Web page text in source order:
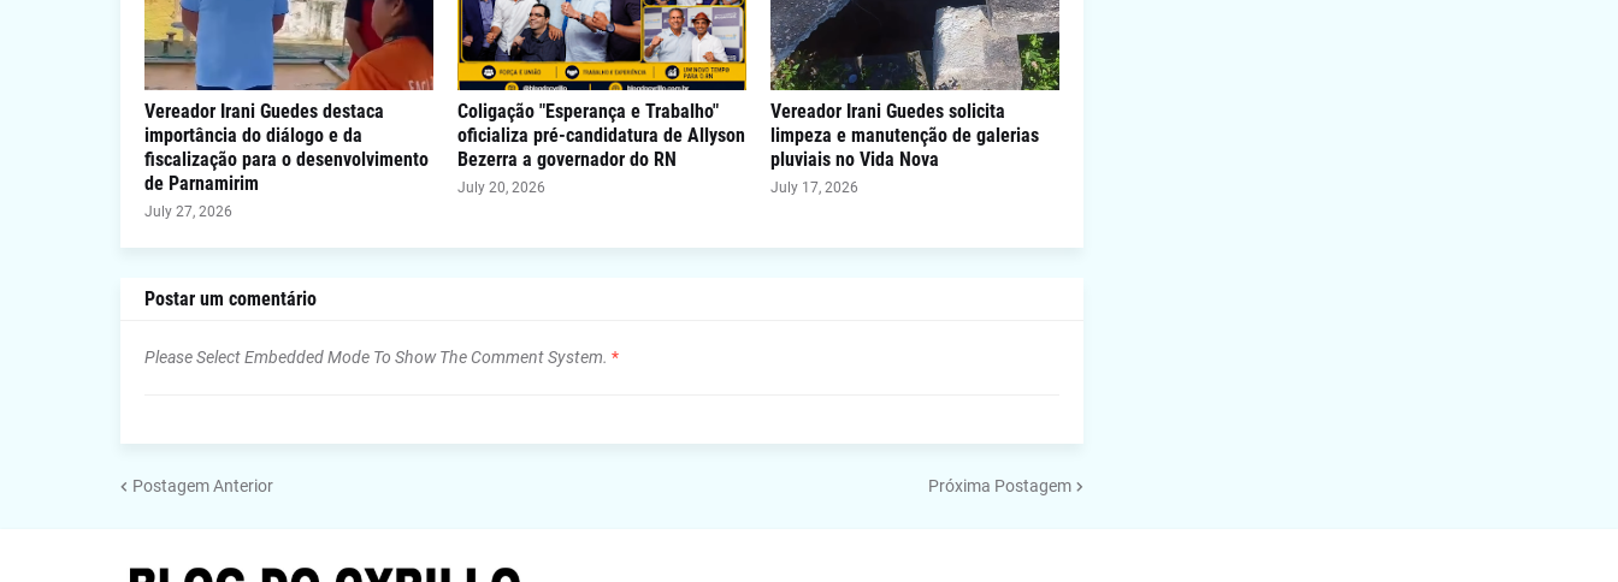
Vereador Irani Guedes destaca
importância do diálogo e da
fiscalização para o desenvolvimento
de Parnamirim
July 27, 2026
Coligação "Esperança e Trabalho"
oficializa pré-candidatura de Allyson
Bezerra a governador do RN
July 20, 2026
Vereador Irani Guedes solicita
limpeza e manutenção de galerias
pluviais no Vida Nova
July 17, 2026
Postar um comentário
Please Select Embedded Mode To Show The Comment System. *
Postagem Anterior Próxima Postagem